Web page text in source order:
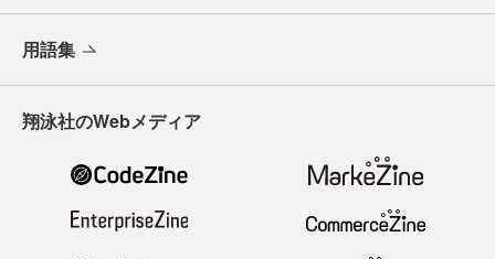
用語集
翔泳社のWebメディア